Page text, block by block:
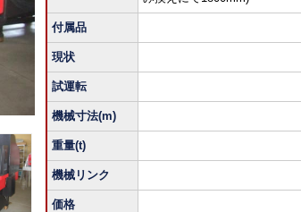
付属品
現状
試運転
機械寸法(m)
重量(t)
機械リンク
価格